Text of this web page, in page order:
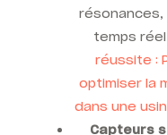
résonances,
temps
réussite :
optimiser la
dans une
Capteurs